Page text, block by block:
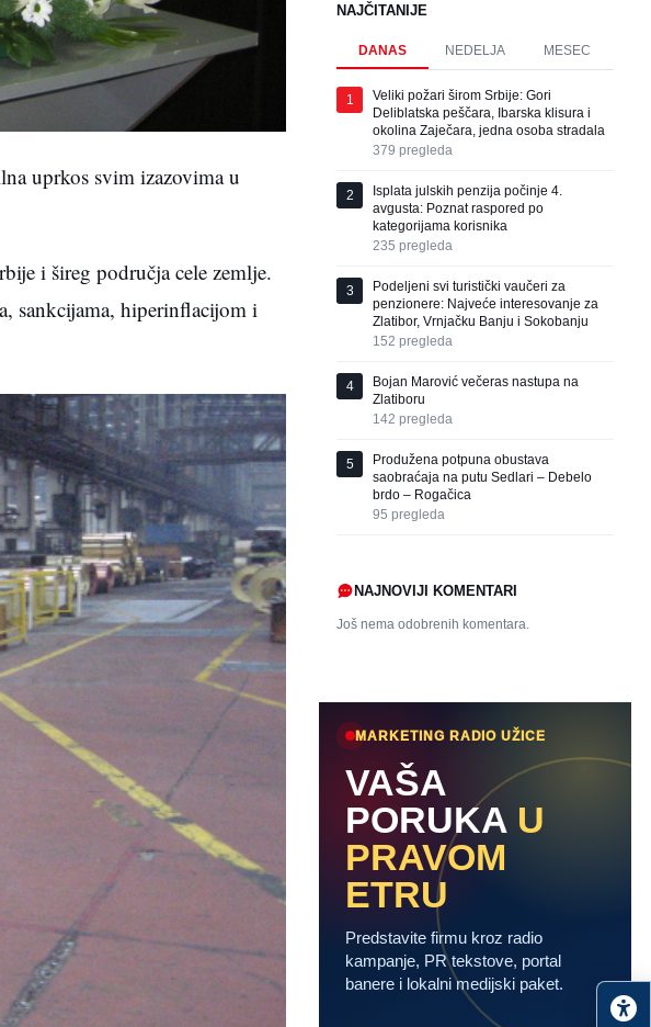
uprkos svim izazovima u
i šireg područja cele zemlje.
sankcijama, hiperinflacijom i
NAJČITANIJE
DANAS NEDELJA MESEC
1
Veliki požari širom Srbije: Gori
Deliblatska peščara, Ibarska klisura i
okolina Zaječara, jedna osoba stradala
379 pregleda
2
Isplata julskih penzija počinje 4.
avgusta: Poznat raspored po
kategorijama korisnika
235 pregleda
3
Podeljeni svi turistički vaučeri za
penzionere: Najveće interesovanje za
Zlatibor, Vrnjačku Banju i Sokobanju
152 pregleda
4
Bojan Marović večeras nastupa na
Zlatiboru
142 pregleda
5
Produžena potpuna obustava
saobraćaja na putu Sedlari – Debelo
brdo – Rogačica
95 pregleda
NAJNOVIJI KOMENTARI
Još nema odobrenih komentara.
MARKETING RADIO UŽICE
VAŠA
PORUKA U
PRAVOM
ETRU
Predstavite firmu kroz radio
kampanje, PR tekstove, portal
banere i lokalni medijski paket.